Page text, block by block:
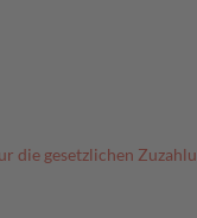
die gesetzlichen